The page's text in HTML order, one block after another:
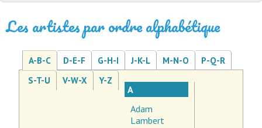
Les artistes par ordre alphabétique
A-B-C D-E-F G-H-I J-K-L M-N-O
P-Q-R
S-T-U
V-W-X Y-Z
A
Adam
Lambert